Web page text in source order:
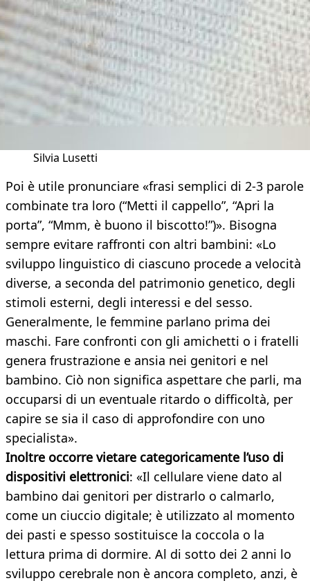
Silvia Lusetti
Poi è utile pronunciare «frasi semplici di 2-3 parole
combinate tra loro (“Metti il cappello”, “Apri la
porta”, “Mmm, è buono il biscotto!”)». Bisogna
sempre evitare raffronti con altri bambini: «Lo
sviluppo linguistico di ciascuno procede a velocità
diverse, a seconda del patrimonio genetico, degli
stimoli esterni, degli interessi e del sesso.
Generalmente, le femmine parlano prima dei
maschi. Fare confronti con gli amichetti o i fratelli
genera frustrazione e ansia nei genitori e nel
bambino. Ciò non significa aspettare che parli, ma
occuparsi di un eventuale ritardo o difficoltà, per
capire se sia il caso di approfondire con uno
specialista».
Inoltre occorre vietare categoricamente l’uso di
dispositivi elettronici: «Il cellulare viene dato al
bambino dai genitori per distrarlo o calmarlo,
come un ciuccio digitale; è utilizzato al momento
dei pasti e spesso sostituisce la coccola o la
lettura prima di dormire. Al di sotto dei 2 anni lo
sviluppo cerebrale non è ancora completo, anzi, è